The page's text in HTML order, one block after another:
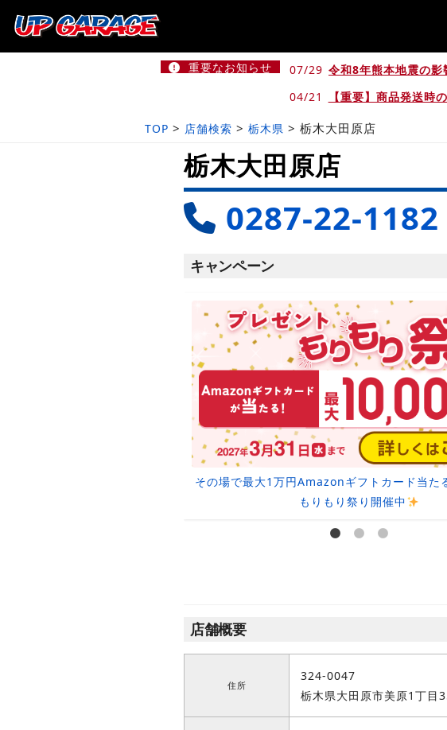
重要なお知らせ 07/29 令和8年熊本地震の
04/21
【重要】商品発送時
TOP > 店舗検索 > 栃木県 > 栃木大田原店
栃木大田原店
0287-22-1182
キャンペーン
その場で最大1万円Amazonギフトカード当た
もりもり祭り開催中
店舗概要
住所
324-0047
栃木県大田原市美原1丁目